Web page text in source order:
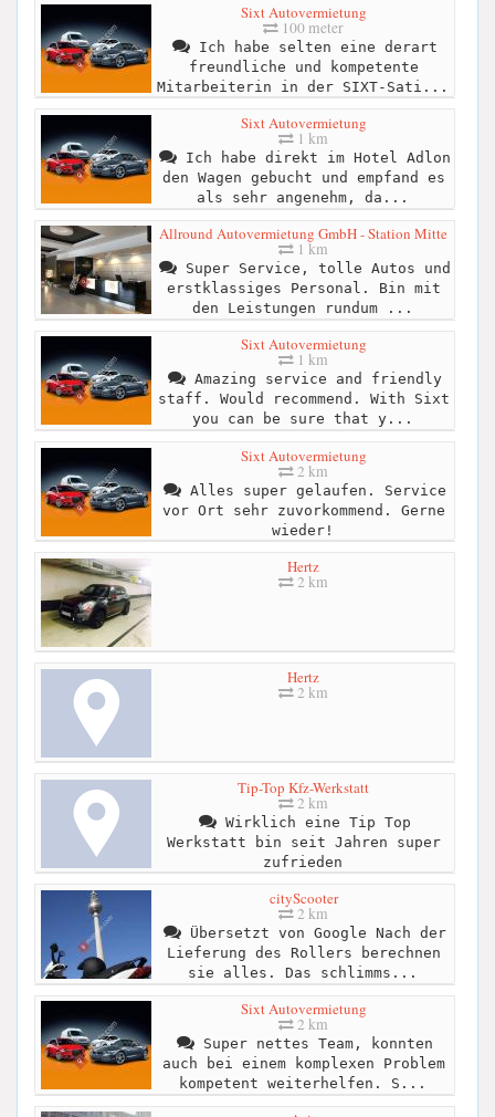
Sixt Autovermietung
100 meter
Ich habe selten eine derart
freundliche und kompetente
Mitarbeiterin in der SIXT-Sati...
Sixt Autovermietung
1 km
Ich habe direkt im Hotel Adlon
den Wagen gebucht und empfand es
als sehr angenehm, da...
Allround Autovermietung GmbH - Station Mitte
1 km
Super Service, tolle Autos und
erstklassiges Personal. Bin mit
den Leistungen rundum ...
Sixt Autovermietung
1 km
Amazing service and friendly
staff. Would recommend. With Sixt
you can be sure that y...
Sixt Autovermietung
2 km
Alles super gelaufen. Service
vor Ort sehr zuvorkommend. Gerne
wieder!
Hertz
2 km
Hertz
2 km
Tip-Top Kfz-Werkstatt
2 km
Wirklich eine Tip Top
Werkstatt bin seit Jahren super
zufrieden
cityScooter
2 km
Übersetzt von Google Nach der
Lieferung des Rollers berechnen
sie alles. Das schlimms...
Sixt Autovermietung
2 km
Super nettes Team, konnten
auch bei einem komplexen Problem
kompetent weiterhelfen. S...